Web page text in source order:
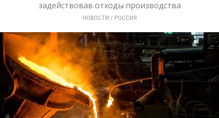
задействовав отходы производства
НОВОСТИ / РОССИЯ